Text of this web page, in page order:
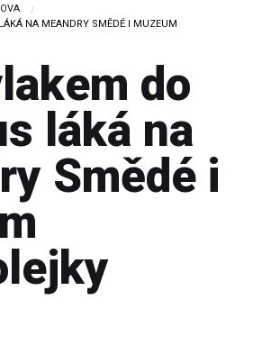
NA MEANDRY SMĚDÉ I MUZEUM
do
láká na
Smědé i